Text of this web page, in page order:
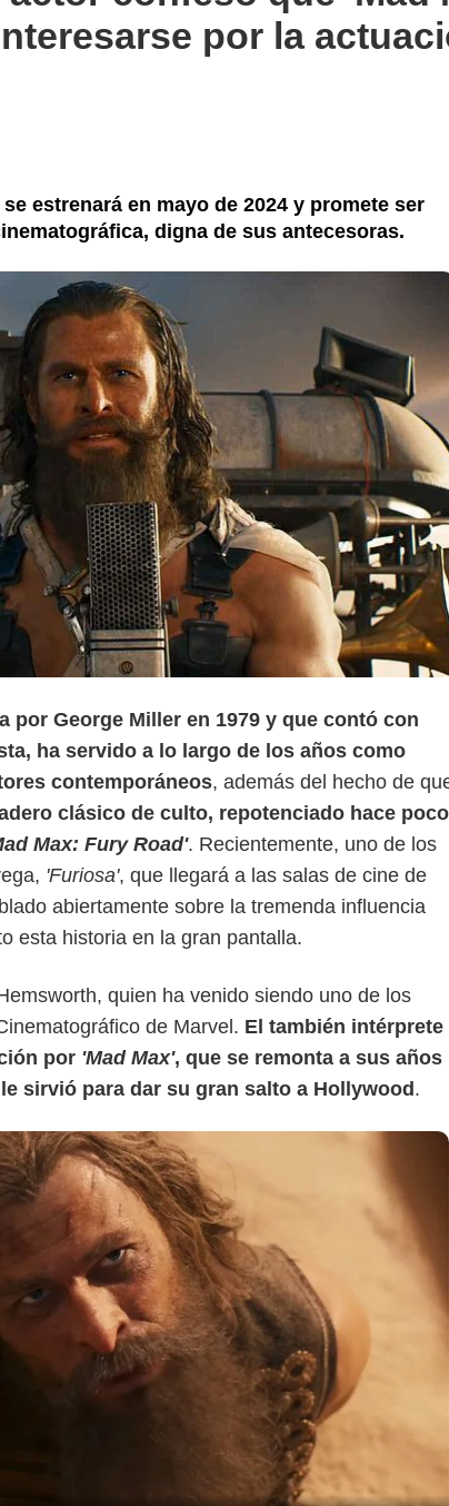
por la
estrenará en mayo de 2024 y promete ser
digna de sus antecesoras.
por George Miller en 1979 y que contó con
ha servido a lo largo de los años como
contemporáneos, además del hecho de
clásico de culto, repotenciado hace poco
Max: Fury Road'. Recientemente, uno de los
'Furiosa', que llegará a las salas de cine de
abiertamente sobre la tremenda influencia
esta historia en la gran pantalla.
quien ha venido siendo uno de los
de Marvel. El también intérprete
por 'Mad Max', que se remonta a sus años
sirvió para dar su gran salto a Hollywood .
Warner Bros.